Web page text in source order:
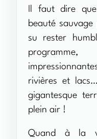
Il faut dire
beauté sauvage
su rester
rivières et
gigantesque
plein air !
Quand à la